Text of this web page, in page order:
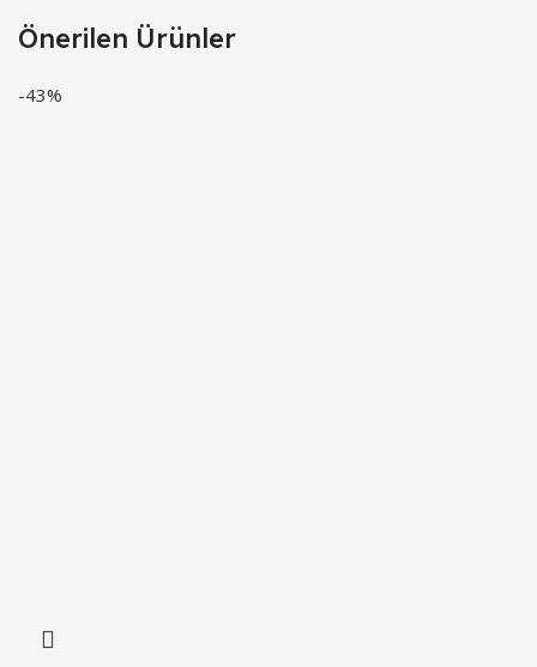
Önerilen Ürünler
-43%